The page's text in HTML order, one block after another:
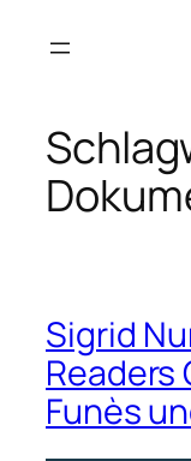
Inhalt
Sigrid
Readers
Funès